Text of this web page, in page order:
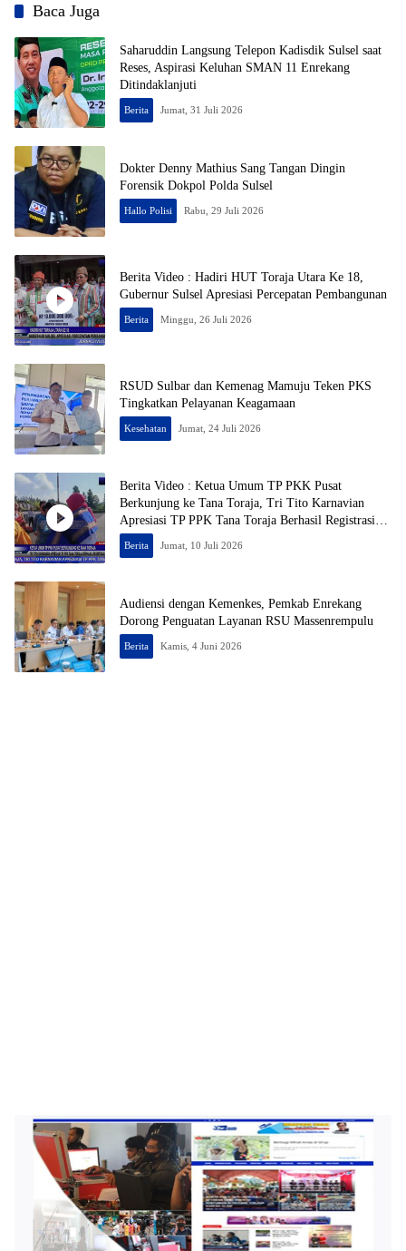
Baca Juga
Saharuddin Langsung Telepon Kadisdik Sulsel saat
Reses, Aspirasi Keluhan SMAN 11 Enrekang
Ditindaklanjuti
Berita Jumat, 31 Juli 2026
Dokter Denny Mathius Sang Tangan Dingin
Forensik Dokpol Polda Sulsel
Hallo Polisi Rabu, 29 Juli 2026
Berita Video : Hadiri HUT Toraja Utara Ke 18,
Gubernur Sulsel Apresiasi Percepatan Pembangunan
Berita Minggu, 26 Juli 2026
RSUD Sulbar dan Kemenag Mamuju Teken PKS
Tingkatkan Pelayanan Keagamaan
Kesehatan Jumat, 24 Juli 2026
Berita Video : Ketua Umum TP PKK Pusat
Berkunjung ke Tana Toraja, Tri Tito Karnavian
Apresiasi TP PPK Tana Toraja Berhasil Registrasi
50% Posyandu
Berita Jumat, 10 Juli 2026
Audiensi dengan Kemenkes, Pemkab Enrekang
Dorong Penguatan Layanan RSU Massenrempulu
Berita Kamis, 4 Juni 2026